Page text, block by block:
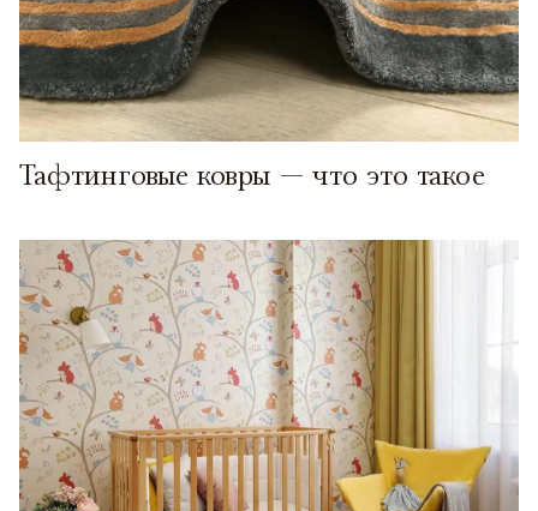
Тафтинговые ковры — что это такое